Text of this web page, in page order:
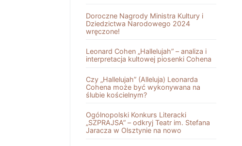
Doroczne Nagrody Ministra Kultury i
Dziedzictwa Narodowego 2024
wręczone!
Leonard Cohen „Hallelujah” – analiza i
interpretacja kultowej piosenki Cohena
Czy „Hallelujah” (Alleluja) Leonarda
Cohena może być wykonywana na
ślubie kościelnym?
Ogólnopolski Konkurs Literacki
„SZPRAJSA” – odkryj Teatr im. Stefana
Jaracza w Olsztynie na nowo